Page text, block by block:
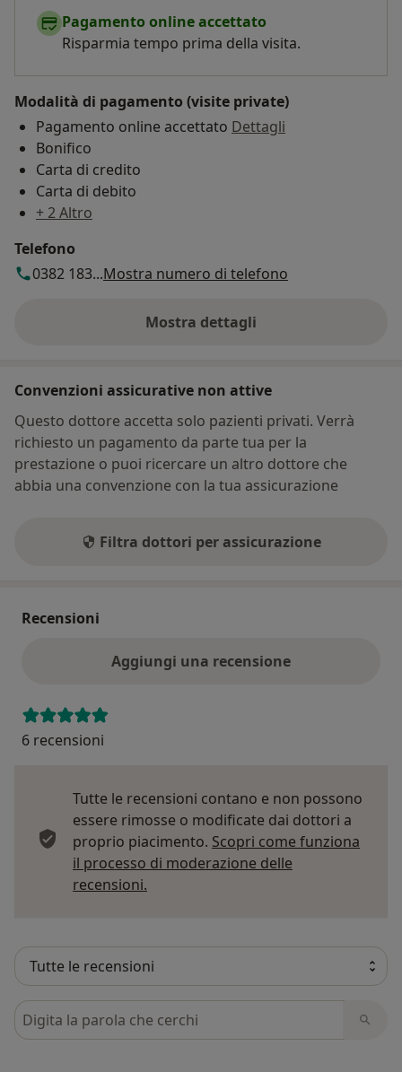
Pagamento online accettato
Risparmia tempo prima della visita.
Modalità di pagamento (visite private)
Pagamento online accettato Dettagli
Bonifico
Carta di credito
Carta di debito
+ 2 Altro
Telefono
0382 183...Mostra numero di telefono
Mostra dettagli
sull'indirizzo
Convenzioni assicurative non attive
Questo dottore accetta solo pazienti privati. Verrà
richiesto un pagamento da parte tua per la
prestazione o puoi ricercare un altro dottore che
abbia una convenzione con la tua assicurazione
Filtra dottori per assicurazione
Recensioni
Aggiungi una recensione
6 recensioni
Tutte le recensioni contano e non possono
essere rimosse o modificate dai dottori a
proprio piacimento. Scopri come funziona
il processo di moderazione delle
recensioni.
Cerca nelle recensioni